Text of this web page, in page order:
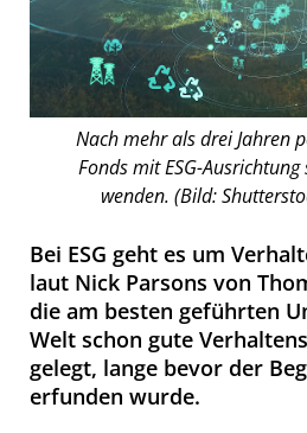
Nach mehr als drei Jahren
Fonds mit ESG-
wenden. (Bild:
Bei ESG geht es um
laut Nick Parsons von
die am besten geführten
Welt schon gute
gelegt, lange bevor der
erfunden wurde.